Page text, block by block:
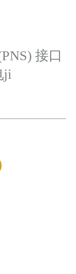
接口
ji